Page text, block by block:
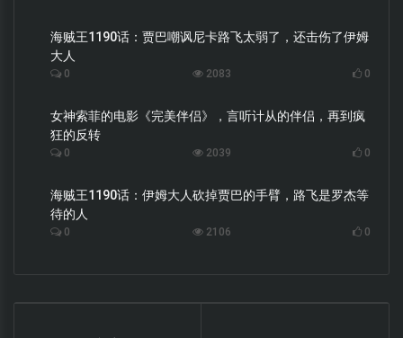
海贼王1190话：贾巴嘲讽尼卡路飞太弱了，还击伤了伊姆
大人
0 2083 0
女神索菲的电影《完美伴侣》，言听计从的伴侣，再到疯
狂的反转
0 2039 0
海贼王1190话：伊姆大人砍掉贾巴的手臂，路飞是罗杰等
待的人
0 2106 0